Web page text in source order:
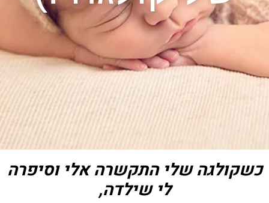
כשקולגה שלי התקשרה אלי וסיפרה
לי שילדה,